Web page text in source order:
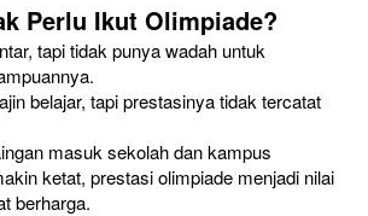
Perlu Ikut Olimpiade?
tapi tidak punya wadah untuk
belajar, tapi prestasinya tidak tercatat
masuk sekolah dan kampus
ketat, prestasi olimpiade menjadi nilai
berharga.